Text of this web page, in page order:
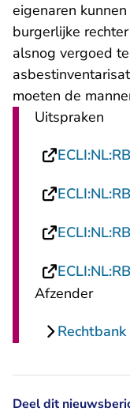
eigenaren
burgerlijke
alsnog vergoed
moeten de
Uitspraken
Afzender
Deel dit